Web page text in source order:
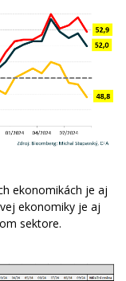
ekonomikách je aj
ekonomiky je aj
sektore.